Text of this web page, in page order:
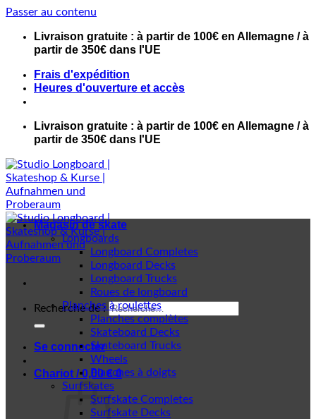
Passer au contenu
Livraison gratuite : à partir de 100€ en Allemagne / à
partir de 350€ dans l'UE
Frais d'expédition
Heures d'ouverture et accès
Livraison gratuite : à partir de 100€ en Allemagne / à
partir de 350€ dans l'UE
Recherche de :
Se connecter
Chariot /0,00€ 0
Magasin de skate
Longboards
Longboard Completes
Longboard Decks
Longboard Trucks
Roues de longboard
Planches à roulettes
Planches complètes
Skateboard Decks
Skateboard Trucks
Wheels
Planches à doigts
Surfskates
Surfskate Completes
Surfskate Decks